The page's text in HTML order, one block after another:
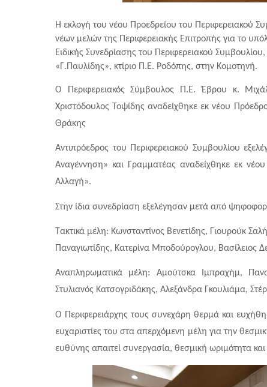
Η εκλογή του νέου Προεδρείου του Περιφερειακού
νέων μελών της Περιφερειακής Επιτροπής για το
Ειδικής Συνεδρίασης του Περιφερειακού
«Γ.Παυλίδης», κτίριο Π.Ε. Ροδόπης, στην Κομοτηνή.
Ο Περιφερειακός Σύμβουλος Π.Ε. Έβρου κ.
Χριστόδουλος Τοψίδης αναδείχθηκε εκ νέου
Θράκης
Αντιπρόεδρος του Περιφερειακού Συμβουλίου
Αναγέννηση» και Γραμματέας αναδείχθηκε εκ
Αλλαγή».
Στην ίδια συνεδρίαση εξελέγησαν μετά από
Τακτικά μέλη: Κωνσταντίνος Βενετίδης, Γιουρούκ
Παναγιωτίδης, Κατερίνα Μποδούρογλου, Βασίλειος
Αναπληρωματικά μέλη: Αμούτσκα Ιμπραχήμ,
Στυλιανός Κατσογριδάκης, Αλεξάνδρα Γκουλιάμα,
Ο Περιφερειάρχης τους συνεχάρη θερμά και
ευχαριστίες του στα απερχόμενη μέλη για την
ευθύνης απαιτεί συνεργασία, θεσμική ωριμότητα